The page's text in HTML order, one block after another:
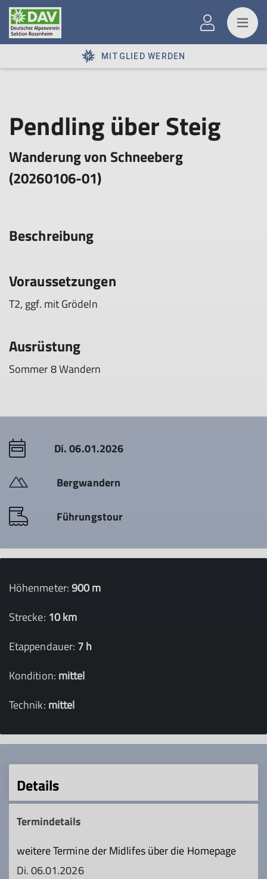
MITGLIED WERDEN
Pendling über Steig
Wanderung von Schneeberg
(20260106-01)
Beschreibung
Voraussetzungen
T2, ggf. mit Grödeln
Ausrüstung
Sommer 8 Wandern
Di. 06.01.2026
Bergwandern
Führungstour
Höhenmeter:900 m
Strecke: 10 km
Etappendauer: 7 h
Kondition: mittel
Technik: mittel
Details
Termindetails
weitere Termine der Midlifes über die Homepage
Di. 06.01.2026